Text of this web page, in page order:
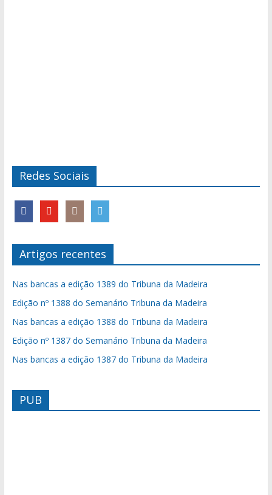
Redes Sociais
Artigos recentes
Nas bancas a edição 1389 do Tribuna da Madeira
Edição nº 1388 do Semanário Tribuna da Madeira
Nas bancas a edição 1388 do Tribuna da Madeira
Edição nº 1387 do Semanário Tribuna da Madeira
Nas bancas a edição 1387 do Tribuna da Madeira
PUB